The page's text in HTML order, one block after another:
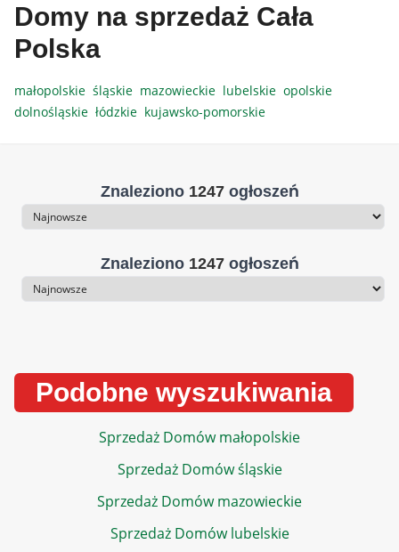
Domy na sprzedaż Cała
Polska
małopolskie śląskie mazowieckie lubelskie opolskie
dolnośląskie łódzkie kujawsko-pomorskie
Znaleziono 1247ogłoszeń
Sortowanie
Znaleziono 1247ogłoszeń
Sortowanie
Podobne wyszukiwania
Sprzedaż Domów małopolskie
Sprzedaż Domów śląskie
Sprzedaż Domów mazowieckie
Sprzedaż Domów lubelskie